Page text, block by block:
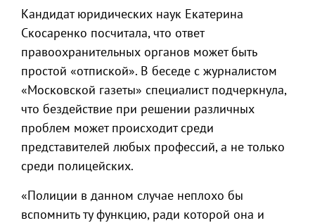
Кандидат юридических наук Екатерина
Скосаренко посчитала, что ответ
правоохранительных органов может быть
простой «отпиской». В беседе с журналистом
«Московской газеты» специалист подчеркнула,
что бездействие при решении различных
проблем может происходит среди
представителей любых профессий, а не только
среди полицейских.
«Полиции в данном случае неплохо бы
вспомнить ту функцию, ради которой она и